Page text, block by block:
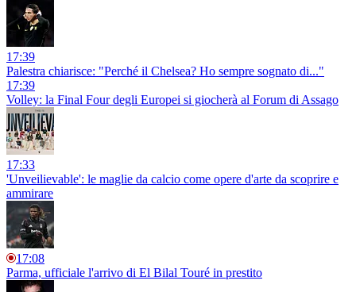
17:39
Palestra chiarisce: "Perché il Chelsea? Ho sempre sognato di..."
17:39
Volley: la Final Four degli Europei si giocherà al Forum di Assago
17:33
'Unveilievable': le maglie da calcio come opere d'arte da scoprire e
ammirare
17:08
Parma, ufficiale l'arrivo di El Bilal Touré in prestito